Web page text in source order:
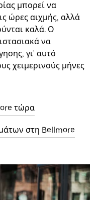
μπορεί να
ώρες αιχμής, αλλά
καλά. Ο
να
γι' αυτό
χειμερινούς μήνες
τώρα
στη Bellmore